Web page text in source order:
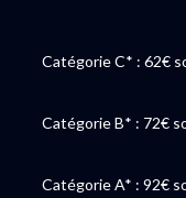
Catégorie C* : 62€
Catégorie B* : 72€
Catégorie A* : 92€